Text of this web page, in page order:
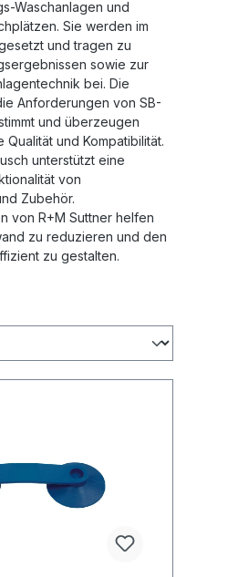
Waschanlagen und
Sie werden im
und tragen zu
sowie zur
bei. Die
Anforderungen von SB-
und überzeugen
und Kompatibilität.
unterstützt eine
von
Zubehör.
von R+M Suttner helfen
zu reduzieren und den
zu gestalten.